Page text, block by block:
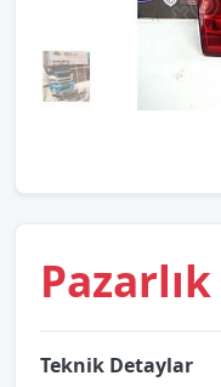
Pazarlık
Teknik Detaylar